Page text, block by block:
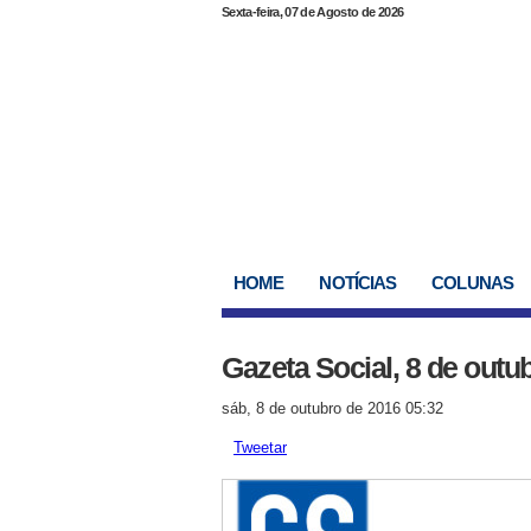
Sexta-feira, 07 de Agosto de 2026
HOME NOTÍCIAS COLUNAS
Gazeta Social, 8 de
sáb, 8 de outubro de 2016 05:32
Tweetar